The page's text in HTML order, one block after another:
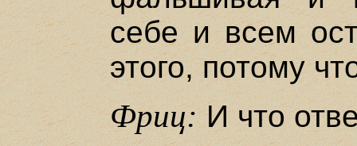
себе и всем
этого, потому
Фриц:И что